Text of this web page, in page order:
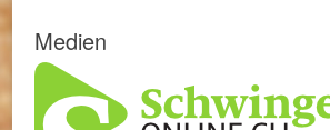
Medien